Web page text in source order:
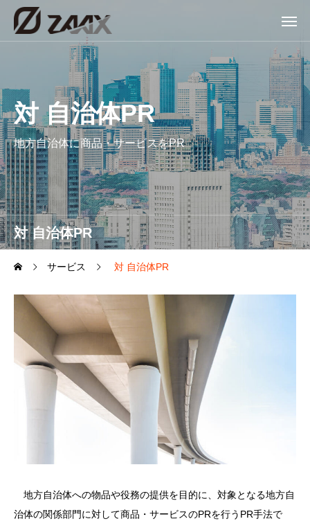
対 自治体PR
対 自治体PR
地方自治体に商品・サービスをPR
サービス 対 自治体PR
地方自治体への物品や役務の提供を目的に、対象となる地方自
治体の関係部門に対して商品・サービスのPRを行うPR手法で